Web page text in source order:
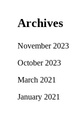
Archives
November 2023
October 2023
March 2021
January 2021